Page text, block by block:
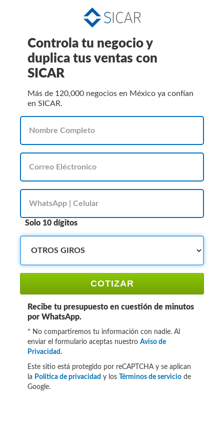
Controla tu negocio y
duplica tus ventas con
SICAR
Más de 120,000 negocios en México ya confían
en SICAR.
Solo 10 dígitos
COTIZAR
Recibe tu presupuesto en cuestión de minutos
por WhatsApp.
* No compartiremos tu información con nadie. Al
enviar el formulario aceptas nuestro Aviso de
Privacidad .
Este sitio está protegido por reCAPTCHA y se aplican
la Política de privacidad y los Términos de servicio de
Google.